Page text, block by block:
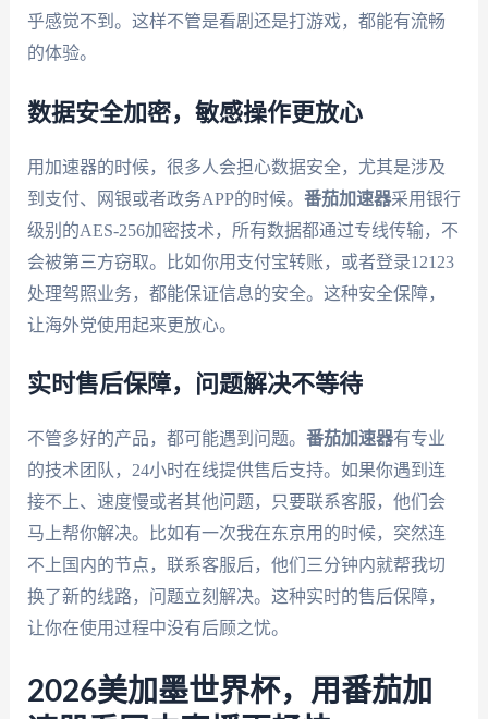
乎感觉不到。这样不管是看剧还是打游戏，都能有流畅
的体验。
数据安全加密，敏感操作更放心
用加速器的时候，很多人会担心数据安全，尤其是涉及
到支付、网银或者政务APP的时候。 番茄加速器采用银行
级别的AES-256加密技术，所有数据都通过专线传输，不
会被第三方窃取。比如你用支付宝转账，或者登录12123
处理驾照业务，都能保证信息的安全。这种安全保障，
让海外党使用起来更放心。
实时售后保障，问题解决不等待
不管多好的产品，都可能遇到问题。 番茄加速器有专业
的技术团队，24小时在线提供售后支持。如果你遇到连
接不上、速度慢或者其他问题，只要联系客服，他们会
马上帮你解决。比如有一次我在东京用的时候，突然连
不上国内的节点，联系客服后，他们三分钟内就帮我切
换了新的线路，问题立刻解决。这种实时的售后保障，
让你在使用过程中没有后顾之忧。
2026美加墨世界杯，用番茄加